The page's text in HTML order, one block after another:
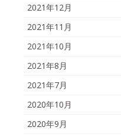
2021年12月
2021年11月
2021年10月
2021年8月
2021年7月
2020年10月
2020年9月